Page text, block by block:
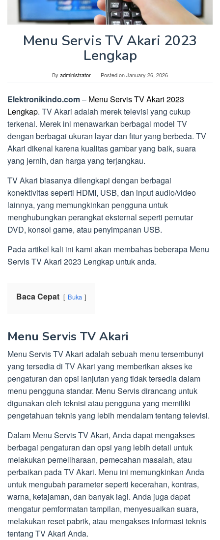
Menu Servis TV Akari 2023
Lengkap
By administrator Posted onJanuary 26, 2026
Elektronikindo.com– Menu Servis TV Akari 2023
Lengkap. TV Akari adalah merek televisi yang cukup
terkenal. Merek ini menawarkan berbagai model TV
dengan berbagai ukuran layar dan fitur yang berbeda. TV
Akari dikenal karena kualitas gambar yang baik, suara
yang jernih, dan harga yang terjangkau.
TV Akari biasanya dilengkapi dengan berbagai
konektivitas seperti HDMI, USB, dan input audio/video
lainnya, yang memungkinkan pengguna untuk
menghubungkan perangkat eksternal seperti pemutar
DVD, konsol game, atau penyimpanan USB.
Pada artikel kali ini kami akan membahas beberapa Menu
Servis TV Akari 2023 Lengkap untuk anda.
Baca Cepat Buka
Menu Servis TV Akari
Menu Servis TV Akari adalah sebuah menu tersembunyi
yang tersedia di TV Akari yang memberikan akses ke
pengaturan dan opsi lanjutan yang tidak tersedia dalam
menu pengguna standar. Menu Servis dirancang untuk
digunakan oleh teknisi atau pengguna yang memiliki
pengetahuan teknis yang lebih mendalam tentang televisi.
Dalam Menu Servis TV Akari, Anda dapat mengakses
berbagai pengaturan dan opsi yang lebih detail untuk
melakukan pemeliharaan, pemecahan masalah, atau
perbaikan pada TV Akari. Menu ini memungkinkan Anda
untuk mengubah parameter seperti kecerahan, kontras,
warna, ketajaman, dan banyak lagi. Anda juga dapat
mengatur pemformatan tampilan, menyesuaikan suara,
melakukan reset pabrik, atau mengakses informasi teknis
tentang TV Akari Anda.